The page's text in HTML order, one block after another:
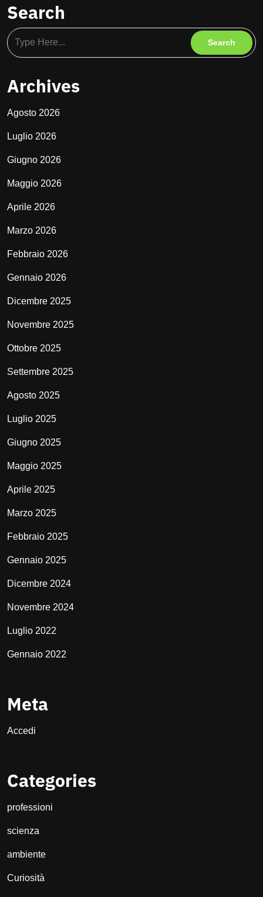
Search
Archives
Agosto 2026
Luglio 2026
Giugno 2026
Maggio 2026
Aprile 2026
Marzo 2026
Febbraio 2026
Gennaio 2026
Dicembre 2025
Novembre 2025
Ottobre 2025
Settembre 2025
Agosto 2025
Luglio 2025
Giugno 2025
Maggio 2025
Aprile 2025
Marzo 2025
Febbraio 2025
Gennaio 2025
Dicembre 2024
Novembre 2024
Luglio 2022
Gennaio 2022
Meta
Accedi
Categories
professioni
scienza
ambiente
Curiosità